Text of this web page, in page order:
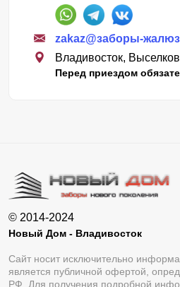
zakaz@заборы-
Владивосток,
Перед приездом
© 2014-2024
Новый Дом - Владивосток
Сайт носит исключительно
является публичной офертой,
РФ. Для получения подробной